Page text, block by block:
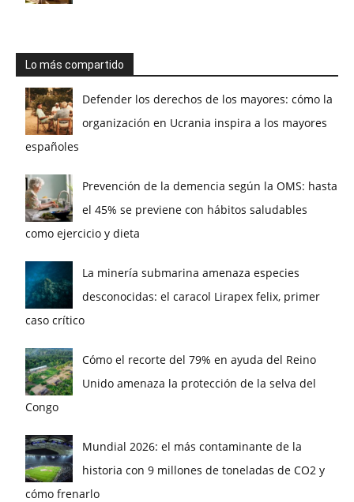
Lo más compartido
Defender los derechos de los mayores: cómo la
organización en Ucrania inspira a los mayores
españoles
Prevención de la demencia según la OMS: hasta
el 45% se previene con hábitos saludables
como ejercicio y dieta
La minería submarina amenaza especies
desconocidas: el caracol Lirapex felix, primer
caso crítico
Cómo el recorte del 79% en ayuda del Reino
Unido amenaza la protección de la selva del
Congo
Mundial 2026: el más contaminante de la
historia con 9 millones de toneladas de CO2 y
cómo frenarlo